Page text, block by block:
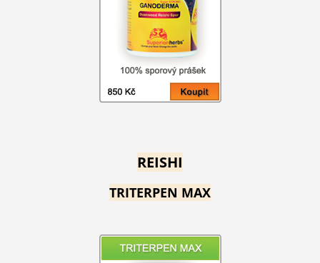
REISHI
TRITERPEN MAX